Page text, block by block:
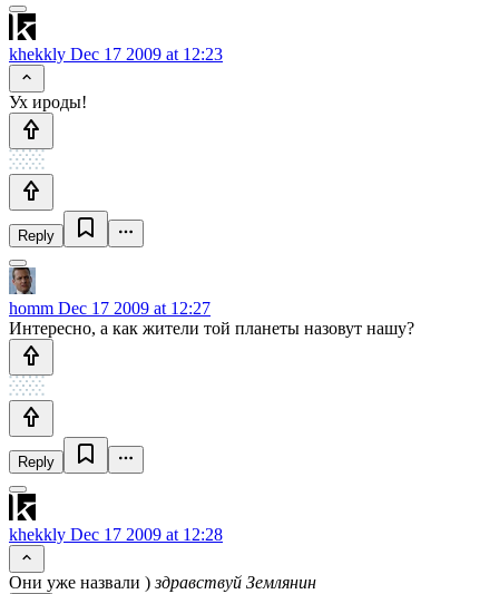
khekkly Dec 17 2009 at 12:23
Ух ироды!
Reply
homm Dec 17 2009 at 12:27
Интересно, а как жители той планеты назовут нашу?
Reply
khekkly Dec 17 2009 at 12:28
Они уже назвали )здравствуй Землянин